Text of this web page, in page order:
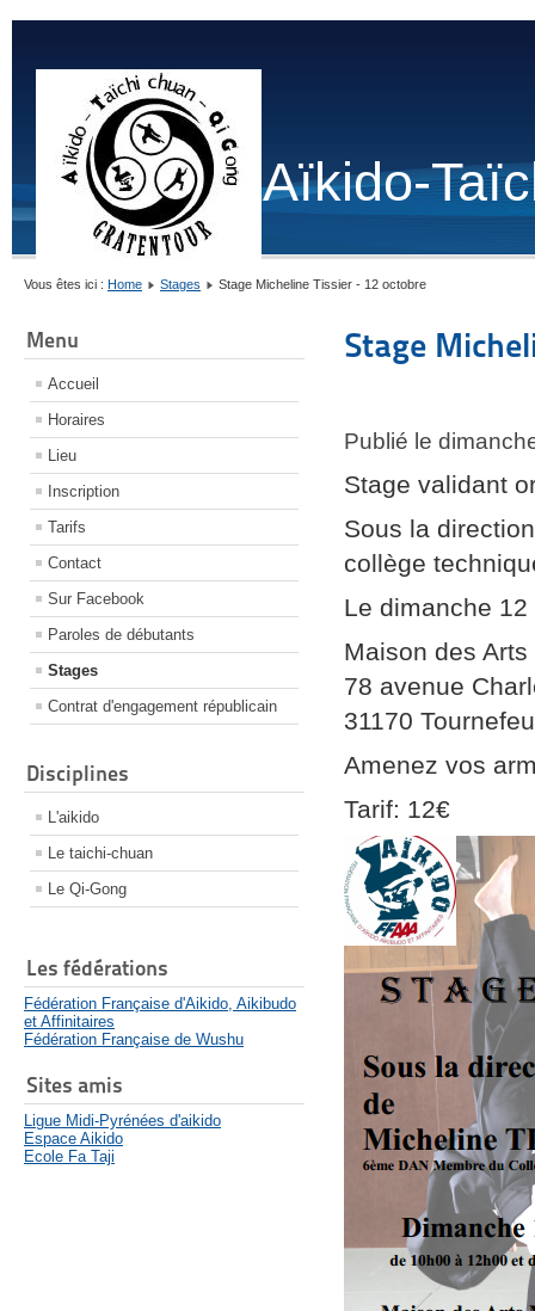
Aïkido-
Vous êtes ici : Home Stages Stage Micheline Tissier - 12 octobre
Menu
Accueil
Horaires
Lieu
Inscription
Tarifs
Contact
Sur Facebook
Paroles de débutants
Stages
Contrat d'engagement républicain
Disciplines
L'aikido
Le taichi-chuan
Le Qi-Gong
Les fédérations
Fédération Française d'Aikido, Aikibudo
et Affinitaires
Fédération Française de Wushu
Sites amis
Ligue Midi-Pyrénées d'aikido
Espace Aikido
Ecole Fa Taji
Stage
Publié le
Stage validant
Sous la
collège
Le dimanche
Maison des
78 avenue
31170
Amenez vos
Tarif: 12€